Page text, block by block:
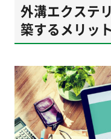
外溝エクステ
築するメリット